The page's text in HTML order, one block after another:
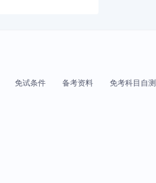
免试条件 备考资料 免考科目自测